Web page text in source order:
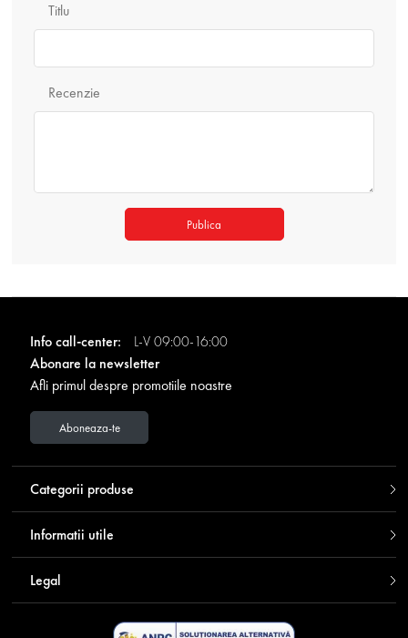
Titlu
Recenzie
Publica
Info call-center:
L-V 09:00-16:00
Abonare la newsletter
Afli primul despre promotiile noastre
Aboneaza-te
Categorii produse
Informatii utile
Legal